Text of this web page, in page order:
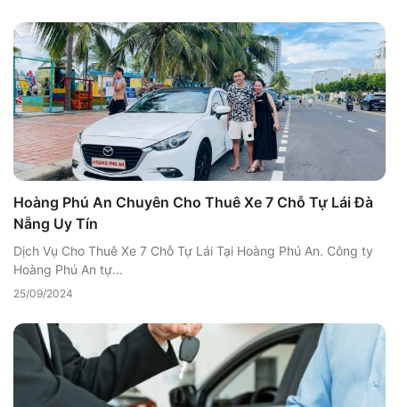
Hoàng Phú An Chuyên Cho Thuê Xe 7 Chỗ Tự Lái Đà
Nẵng Uy Tín
Dịch Vụ Cho Thuê Xe 7 Chỗ Tự Lái Tại Hoàng Phú An. Công ty
Hoàng Phú An tự...
25/09/2024